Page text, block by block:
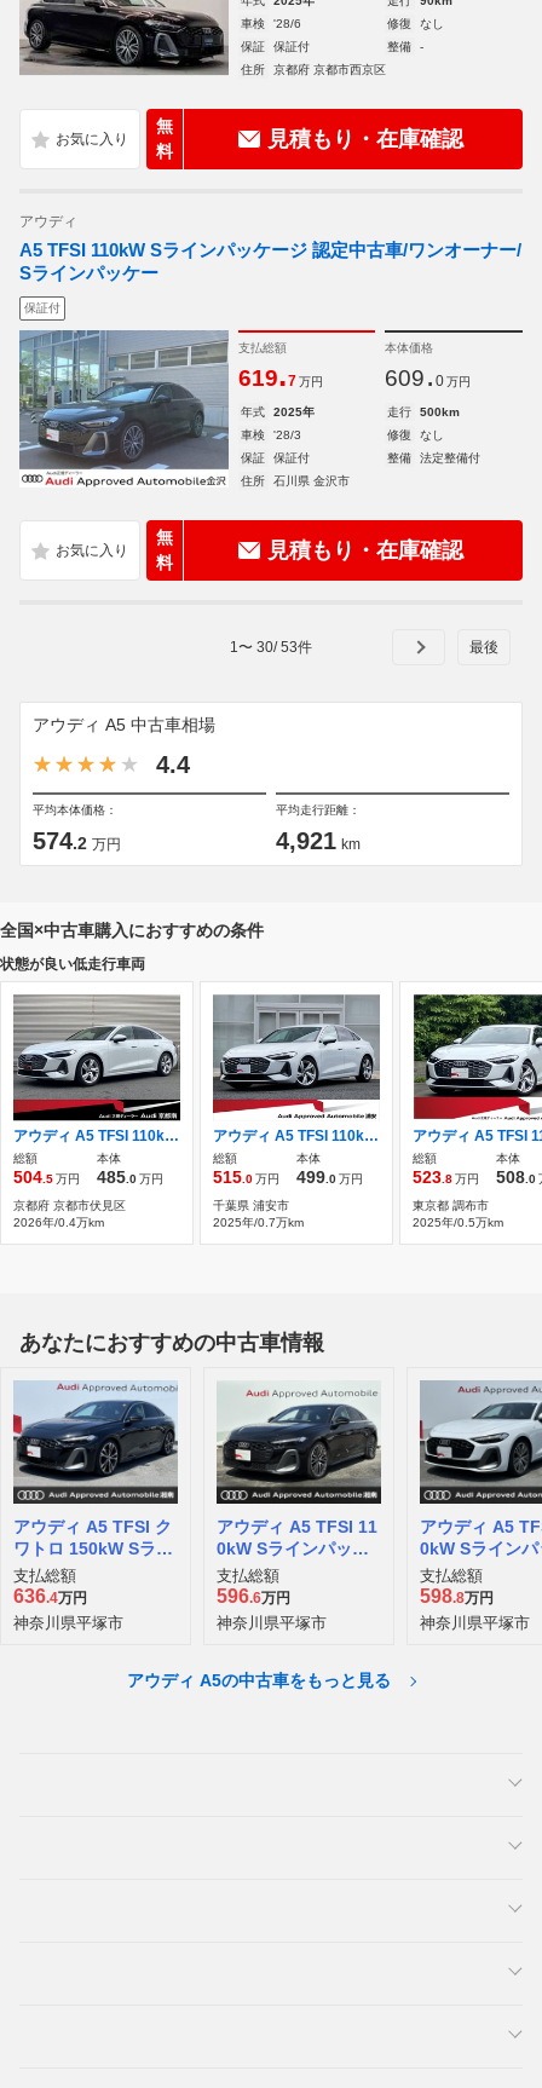
車検
'28/6 修復
なし
保証
保証付 整備
-
住所
京都府 京都市西京区
無
料
見積もり・在庫確認
アウディ
A5 TFSI 110kW Sラインパッケージ 認定中古車/ワンオーナー/
Sラインパッケー
保証付
支払総額
619.7 万円
本体価格
609. 0 万円
年式 2025年 走行
500km
車検
'28/3 修復
なし
保証
保証付 整備
法定整備付
住所
石川県 金沢市
無
料
見積もり・在庫確認
1 〜 30/53件
アウディ A5 中古車相場
4.4
平均本体価格：
574.2 万円
平均走行距離：
4,921 km
全国×中古車購入におすすめの条件
状態が良い低走行車両
アウディ A5 TFSI 110kW 認定中古車 当社デモカー
総額
504 .5万円
本体
485 .0万円
京都府 京都市伏見区
2026年/0.4万km
アウディ A5 TFSI 110kW advancedパッケージ
総額
515 .0万円
本体
499 .0万円
千葉県 浦安市
2025年/0.7万km
総額
523 .8万円
本体
508 .0
東京都 調布市
2025年/0.5万km
あなたにおすすめの中古車情報
アウディ A5 TFSI ク
ワトロ 150kW Sライ
ンパッケージ 4WD
支払総額
636.4万円
神奈川県平塚市
アウディ A5 TFSI 11
0kW Sラインパッケ
ージ
支払総額
596.6万円
神奈川県平塚市
アウディ A5
0kW Sラインパ
ージ
支払総額
598.8万円
神奈川県平塚市
アウディ A5の中古車をもっと見る